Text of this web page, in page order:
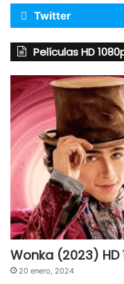
Twitter
Películas HD
Wonka (2023) HD
20 enero, 2024